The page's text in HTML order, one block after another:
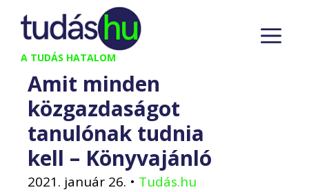
Kilépés
tartalomba
A TUDÁS HATALOM
Amit minden
közgazdaságot
tanulónak tudnia
kell – Könyvajánló
2021. január 26. • Tudás.hu